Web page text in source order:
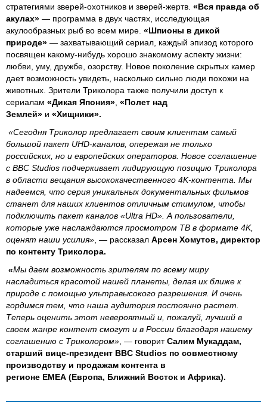
стратегиями зверей-охотников и зверей-жертв. «Вся правда об
акулах» — программа в двух частях, исследующая
акулообразных рыб во всем мире. «Шпионы в дикой
природе» — захватывающий сериал, каждый эпизод которого
посвящен какому-нибудь хорошо знакомому аспекту жизни:
любви, уму, дружбе, озорству. Новое поколение скрытых камер
дает возможность увидеть, насколько сильно люди похожи на
животных. Зрители Триколора также получили доступ к
сериалам «Дикая Япония» «Полет над
Землей» и «Хищники».
«Сегодня Триколор предлагает своим клиентам самый
большой пакет UHD-каналов, опережая не только
российских, но и европейских операторов. Новое соглашение
с BBC Studios подчеркивает лидирующую позицию Триколора
в области вещания высококачественного 4K-контента. Мы
надеемся, что серия уникальных документальных фильмов
станет для наших клиентов отличным стимулом, чтобы
подключить пакет каналов «Ultra HD». А пользователи,
которые уже наслаждаются просмотром ТВ в формате 4K,
оценят наши усилия» , — рассказал Арсен Хомутов, директор
по контенту Триколора.
«Мы даем возможность зрителям по всему миру
насладиться красотой нашей планеты, делая их ближе к
природе с помощью ультравысокого разрешения. И очень
гордимся тем, что наша аудитория постоянно растет.
Теперь оценить этот невероятный и, пожалуй, лучший в
своем жанре контент смогут и в России благодаря нашему
соглашению с Триколором» , — говоритСалим Мукаддам,
старший вице-президент BBC Studios по совместному
производству и продажам контента в
регионе EMEA (Европа, Ближний Восток и Африка).